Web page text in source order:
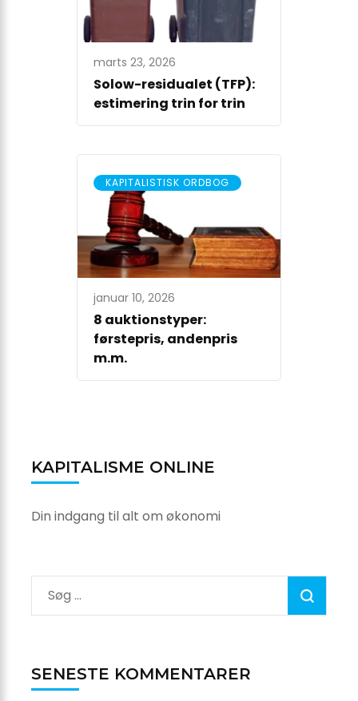
marts 23, 2026
Solow-residualet (TFP):
estimering trin for trin
KAPITALISTISK ORDBOG
januar 10, 2026
8 auktionstyper:
førstepris, andenpris
m.m.
KAPITALISME ONLINE
Din indgang til alt om økonomi
Søg
efter:
SENESTE KOMMENTARER